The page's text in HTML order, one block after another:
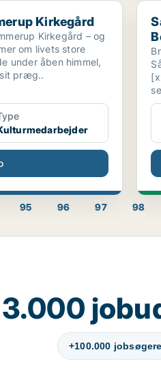
Kirkegård
Kirkegård – og
om livets store
under åben himmel,
præg..
95 96 97 98
+100.000 jobsøgere